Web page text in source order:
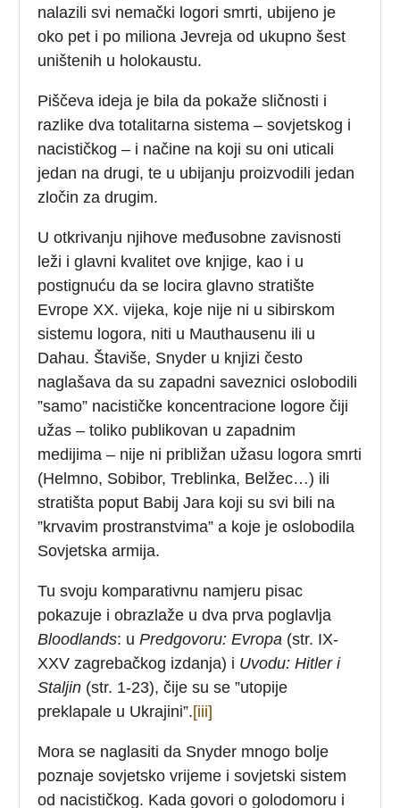
nalazili svi nemački logori smrti, ubijeno je
oko pet i po miliona Jevreja od ukupno šest
uništenih u holokaustu.
Piščeva ideja je bila da pokaže sličnosti i
razlike dva totalitarna sistema – sovjetskog i
nacističkog – i načine na koji su oni uticali
jedan na drugi, te u ubijanju proizvodili jedan
zločin za drugim.
U otkrivanju njihove međusobne zavisnosti
leži i glavni kvalitet ove knjige, kao i u
postignuću da se locira glavno stratište
Evrope XX. vijeka, koje nije ni u sibirskom
sistemu logora, niti u Mauthausenu ili u
Dahau. Štaviše, Snyder u knjizi često
naglašava da su zapadni saveznici oslobodili
”samo” nacističke koncentracione logore čiji
užas – toliko publikovan u zapadnim
medijima – nije ni približan užasu logora smrti
(Helmno, Sobibor, Treblinka, Belžec…) ili
stratišta poput Babij Jara koji su svi bili na
”krvavim prostranstvima” a koje je oslobodila
Sovjetska armija.
Tu svoju komparativnu namjeru pisac
pokazuje i obrazlaže u dva prva poglavlja
Bloodlands: uPredgovoru: Evropa (str. IX-
XXV zagrebačkog izdanja) i Uvodu: Hitler i
Staljin (str. 1-23), čije su se ”utopije
preklapale u Ukrajini”.[iii]
Mora se naglasiti da Snyder mnogo bolje
poznaje sovjetsko vrijeme i sovjetski sistem
od nacističkog. Kada govori o golodomoru i